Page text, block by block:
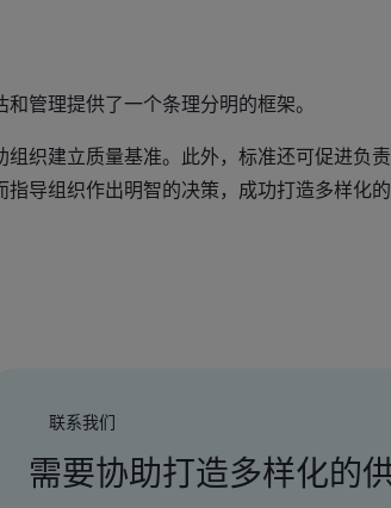
管理提供了一个条理分明的框架。
织建立质量基准。此外，标准还可促进负
导组织作出明智的决策，成功打造多样化
联系我们
需要协助打造多样化的